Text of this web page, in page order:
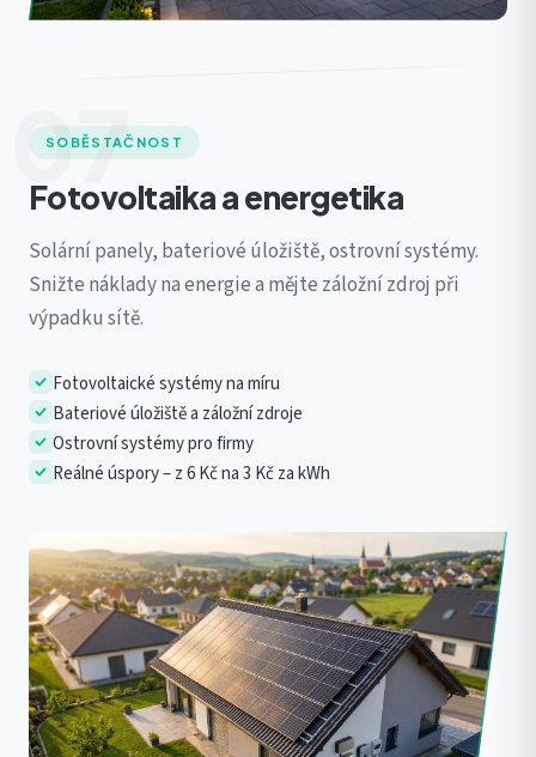
07
SOBĚSTAČNOST
Fotovoltaika a energetika
Solární panely, bateriové úložiště, ostrovní systémy.
Snižte náklady na energie a mějte záložní zdroj při
výpadku sítě.
Fotovoltaické systémy na míru
Bateriové úložiště a záložní zdroje
Ostrovní systémy pro firmy
Reálné úspory – z 6 Kč na 3 Kč za kWh